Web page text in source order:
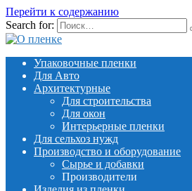
Перейти к содержанию
Search for:
Упаковочные пленки
Для Авто
Архитектурные
Для строительства
Для окон
Интерьерные пленки
Для сельхоз нужд
Производство и оборудование
Сырье и добавки
Производители